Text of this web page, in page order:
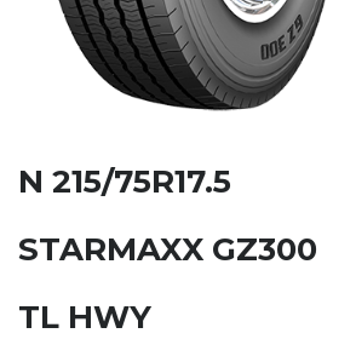
N 215/75R17.5
STARMAXX GZ300
TL HWY